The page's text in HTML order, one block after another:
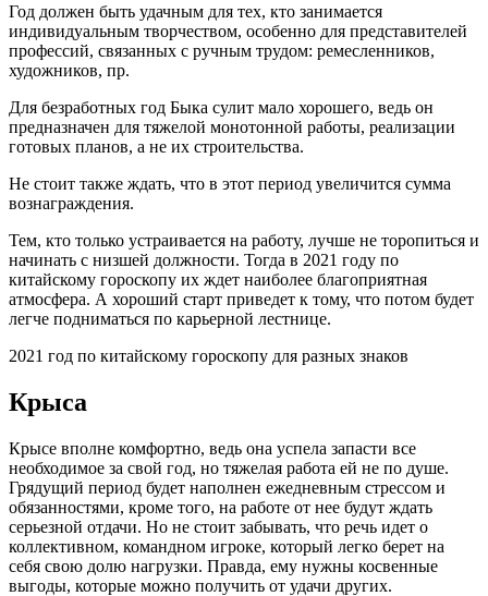
Год должен быть удачным для тех, кто занимается
индивидуальным творчеством, особенно для представителей
профессий, связанных с ручным трудом: ремесленников,
художников, пр.
Для безработных год Быка сулит мало хорошего, ведь он
предназначен для тяжелой монотонной работы, реализации
готовых планов, а не их строительства.
Не стоит также ждать, что в этот период увеличится сумма
вознаграждения.
Тем, кто только устраивается на работу, лучше не торопиться и
начинать с низшей должности. Тогда в 2021 году по
китайскому гороскопу их ждет наиболее благоприятная
атмосфера. А хороший старт приведет к тому, что потом будет
легче подниматься по карьерной лестнице.
2021 год по китайскому гороскопу для разных знаков
Крыса
Крысе вполне комфортно, ведь она успела запасти все
необходимое за свой год, но тяжелая работа ей не по душе.
Грядущий период будет наполнен ежедневным стрессом и
обязанностями, кроме того, на работе от нее будут ждать
серьезной отдачи. Но не стоит забывать, что речь идет о
коллективном, командном игроке, который легко берет на
себя свою долю нагрузки. Правда, ему нужны косвенные
выгоды, которые можно получить от удачи других.